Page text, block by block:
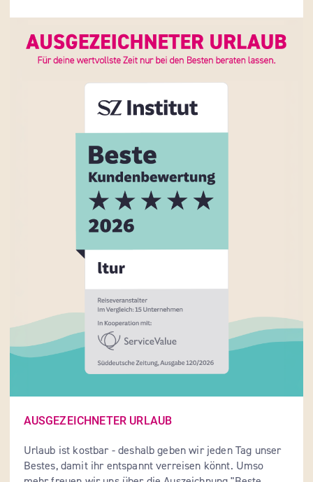
AUSGEZEICHNETER URLAUB
Urlaub ist kostbar - deshalb geben wir jeden Tag unser
Bestes, damit ihr entspannt verreisen könnt. Umso